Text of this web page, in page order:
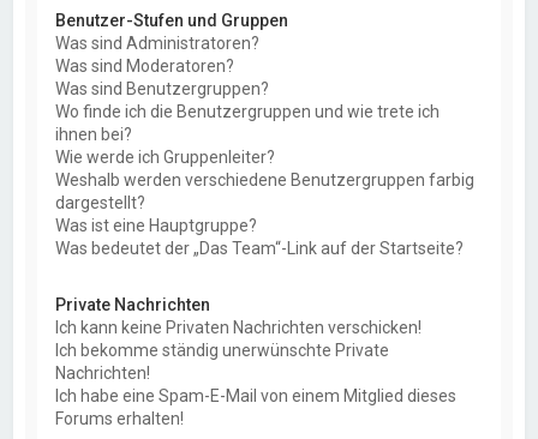
Benutzer-Stufen und Gruppen
Was sind Administratoren?
Was sind Moderatoren?
Was sind Benutzergruppen?
Wo finde ich die Benutzergruppen und wie trete ich
ihnen bei?
Wie werde ich Gruppenleiter?
Weshalb werden verschiedene Benutzergruppen farbig
dargestellt?
Was ist eine Hauptgruppe?
Was bedeutet der „Das Team“-Link auf der Startseite?
Private Nachrichten
Ich kann keine Privaten Nachrichten verschicken!
Ich bekomme ständig unerwünschte Private
Nachrichten!
Ich habe eine Spam-E-Mail von einem Mitglied dieses
Forums erhalten!